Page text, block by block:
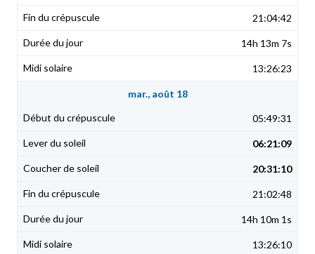
21:04:42
14h 13m 7s
13:26:23
mar., août 18
05:49:31
06:21:09
20:31:10
21:02:48
14h 10m 1s
13:26:10